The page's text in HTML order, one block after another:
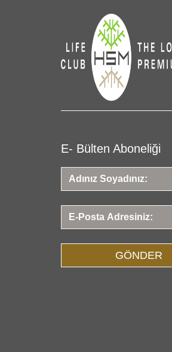
E- Bülten Aboneliği
GÖNDER